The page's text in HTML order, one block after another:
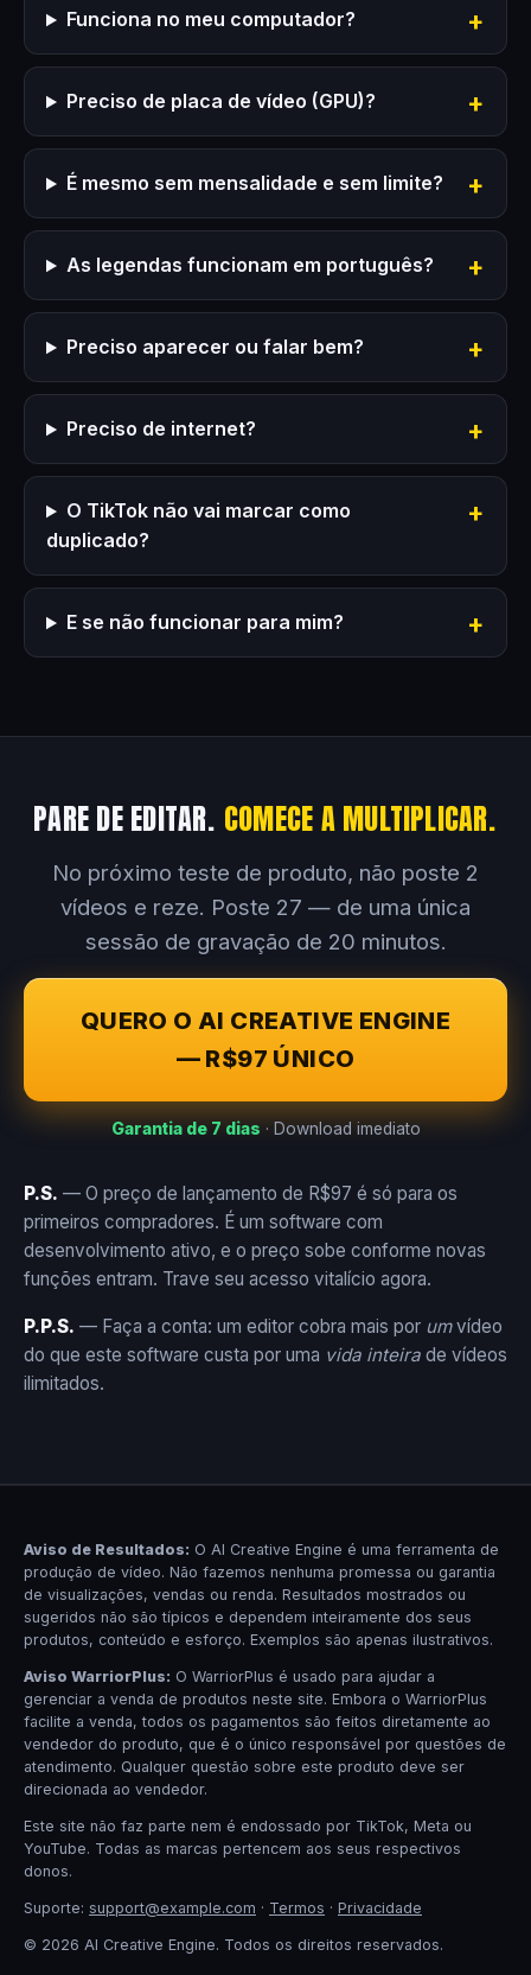
Funciona no meu computador?
Preciso de placa de vídeo (GPU)?
É mesmo sem mensalidade e sem limite?
As legendas funcionam em português?
Preciso aparecer ou falar bem?
Preciso de internet?
O TikTok não vai marcar como
duplicado?
E se não funcionar para mim?
PARE DE EDITAR. COMECE A MULTIPLICAR.
No próximo teste de produto, não poste 2
vídeos e reze. Poste 27 — de uma única
sessão de gravação de 20 minutos.
QUERO O AI CREATIVE ENGINE
— R$97 ÚNICO
Garantia de 7 dias · Download imediato
P.S. — O preço de lançamento de R$97 é só para os
primeiros compradores. É um software com
desenvolvimento ativo, e o preço sobe conforme novas
funções entram. Trave seu acesso vitalício agora.
P.P.S. — Faça a conta: um editor cobra mais por umvídeo
do que este software custa por uma vida inteira de vídeos
ilimitados.
Aviso de Resultados: O AI Creative Engine é uma ferramenta de
produção de vídeo. Não fazemos nenhuma promessa ou garantia
de visualizações, vendas ou renda. Resultados mostrados ou
sugeridos não são típicos e dependem inteiramente dos seus
produtos, conteúdo e esforço. Exemplos são apenas ilustrativos.
Aviso WarriorPlus: O WarriorPlus é usado para ajudar a
gerenciar a venda de produtos neste site. Embora o WarriorPlus
facilite a venda, todos os pagamentos são feitos diretamente ao
vendedor do produto, que é o único responsável por questões de
atendimento. Qualquer questão sobre este produto deve ser
direcionada ao vendedor.
Este site não faz parte nem é endossado por TikTok, Meta ou
YouTube. Todas as marcas pertencem aos seus respectivos
donos.
Suporte: support@example.com · Termos · Privacidade
© 2026 AI Creative Engine. Todos os direitos reservados.